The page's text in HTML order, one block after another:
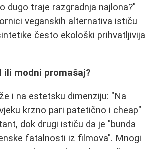
dugo traje razgradnja najlona?"
veganskih alternativa ističu
često ekološki prihvatljivija
ili modni promašaj?
i na estetsku dimenziju: "Na
krzno pari patetično i cheap"
dok drugi ističu da je "bunda
fatalnosti iz filmova". Mnogi